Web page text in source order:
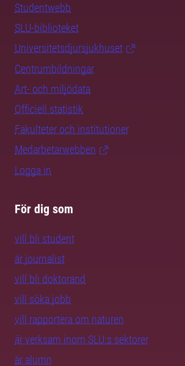
Studentwebb
SLU-biblioteket
Universitetsdjursjukhuset
Centrumbildningar
Art- och miljödata
Officiell statistik
Fakulteter och institutioner
Medarbetarwebben
Logga in
För dig som
vill bli student
är journalist
vill bli doktorand
vill söka jobb
vill rapportera om naturen
är verksam inom SLU:s sektorer
är alumn